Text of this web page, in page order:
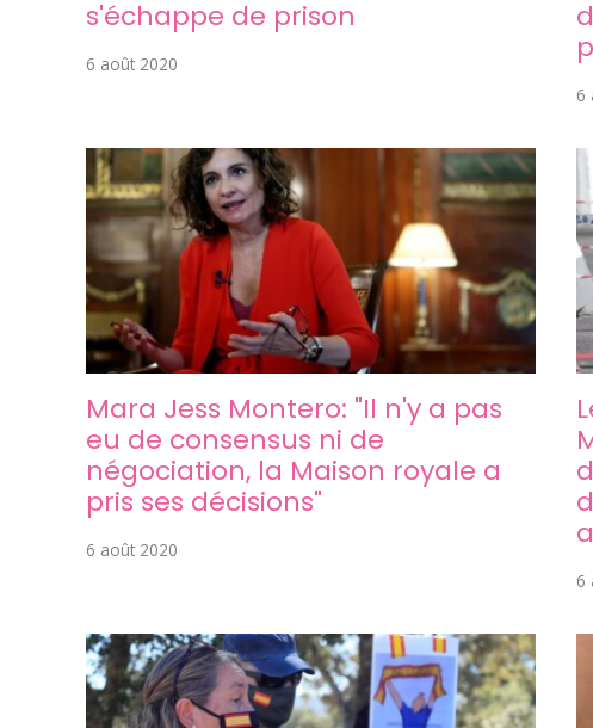
s'échappe de prison
6 août 2020
6
Mara Jess Montero: "Il n'y a pas
eu de consensus ni de
négociation, la Maison royale a
pris ses décisions"
6 août 2020
6